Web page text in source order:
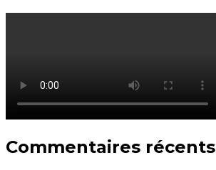
Commentaires récents